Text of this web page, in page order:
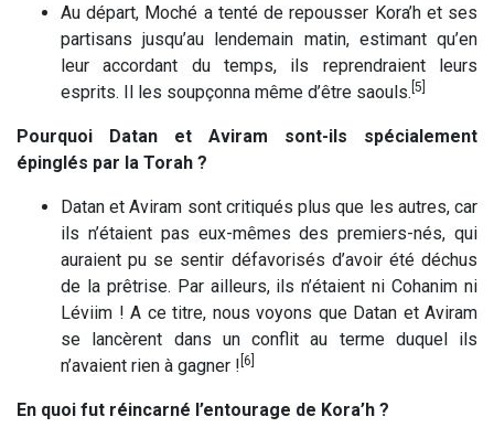
Au départ, Moché a tenté de repousser Kora’h et ses
partisans jusqu’au lendemain matin, estimant qu’en
leur accordant du temps, ils reprendraient leurs
esprits. Il les soupçonna même d’être saouls. [5]
Pourquoi Datan et Aviram sont-ils spécialement
épinglés par la Torah ?
Datan et Aviram sont critiqués plus que les autres, car
ils n’étaient pas eux-mêmes des premiers-nés, qui
auraient pu se sentir défavorisés d’avoir été déchus
de la prêtrise. Par ailleurs, ils n’étaient ni Cohanim ni
Léviim ! A ce titre, nous voyons que Datan et Aviram
se lancèrent dans un conflit au terme duquel ils
n’avaient rien à gagner ! [6]
En quoi fut réincarné l’entourage de Kora’h ?